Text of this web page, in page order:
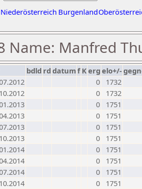
Niederösterreich Burgenland
Name: Manfred
bdld rd datumf Kerg elo+/-
0
1732
0
1732
0
1751
0
1751
0
1751
0
1751
0
1751
0
1751
0
1751
0
1751